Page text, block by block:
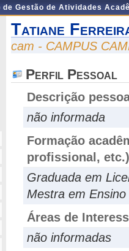
de Gestão de Atividades
Tatiane
cam - CAMPUS
Perfil Pessoal
Descrição
não informada
Formação
profissional, etc.)
Graduada em
Mestra em
Áreas de
não informadas